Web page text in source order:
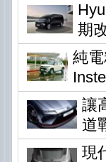
期
純
讓
道
現